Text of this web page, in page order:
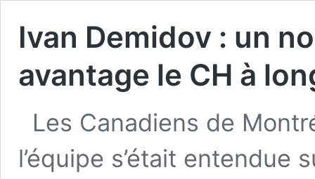
Ivan Demidov : un
avantage le CH à
Les Canadiens de
l’équipe s’était entendue